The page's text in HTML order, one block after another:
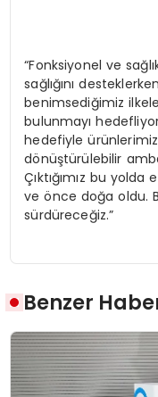
“Fonksiyonel ve
sağlığını
benimsediğimiz
bulunmayı
hedefiyle
dönüştürülebilir
Çıktığımız bu
ve önce doğa oldu.
sürdüreceğiz.”
Benzer